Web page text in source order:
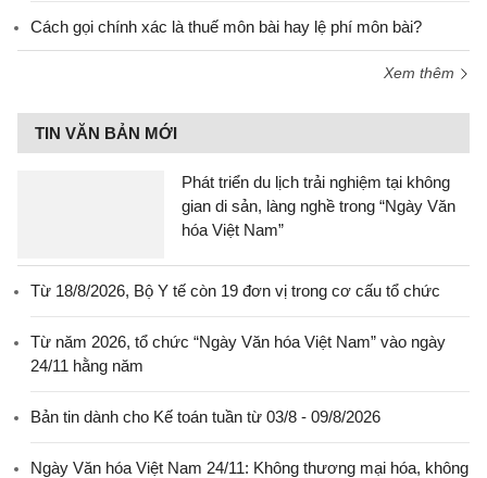
Cách gọi chính xác là thuế môn bài hay lệ phí môn bài?
Xem thêm
TIN VĂN BẢN MỚI
Phát triển du lịch trải nghiệm tại không
gian di sản, làng nghề trong “Ngày Văn
hóa Việt Nam”
Từ 18/8/2026, Bộ Y tế còn 19 đơn vị trong cơ cấu tổ chức
Từ năm 2026, tổ chức “Ngày Văn hóa Việt Nam” vào ngày
24/11 hằng năm
Bản tin dành cho Kế toán tuần từ 03/8 - 09/8/2026
Ngày Văn hóa Việt Nam 24/11: Không thương mại hóa, không